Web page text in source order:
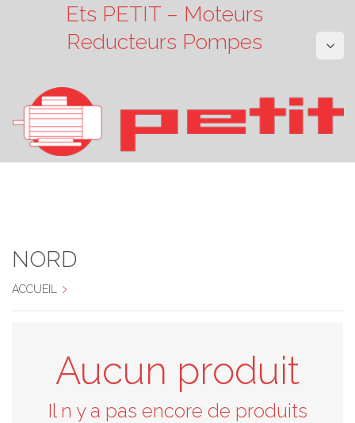
Ets PETIT – Moteurs
Reducteurs Pompes
NORD
ACCUEIL
Aucun produit
Il n y a pas encore de produits